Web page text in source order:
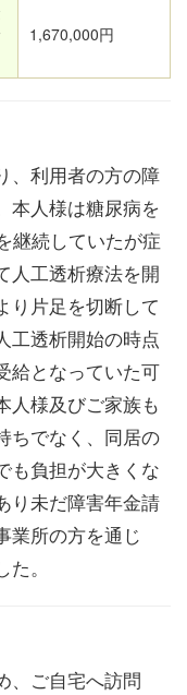
1,670,000円
、利用者の方の障
本人様は糖尿病を
継続していたが症
人工透析療法を開
り片足を切断して
工透析開始の時点
給となっていた可
人様及びご家族も
ちでなく、同居の
も負担が大きくな
り未だ障害年金請
業所の方を通じ
。
、ご自宅へ訪問